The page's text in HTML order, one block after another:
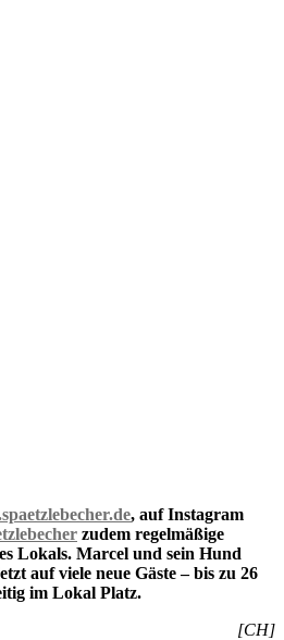
aetzlebecher.de, auf Instagram
zudem regelmäßige
Lokals. Marcel und sein Hund
auf viele neue Gäste – bis zu 26
im Lokal Platz.
[CH]